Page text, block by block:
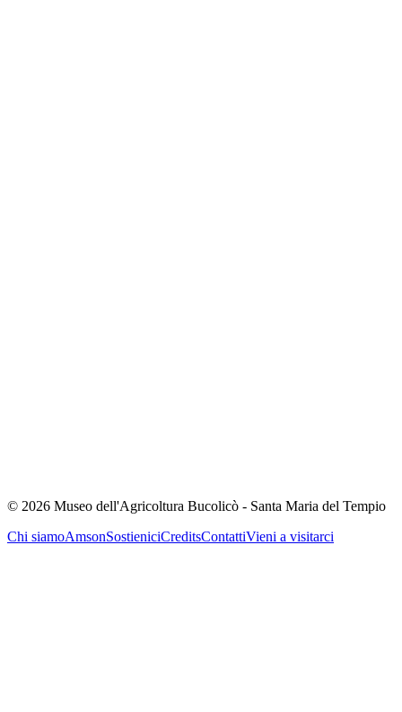
© 2026 Museo dell'Agricoltura Bucolicò - Santa Maria del Tempio
Chi siamoAmsonSostieniciCreditsContattiVieni a visitarci